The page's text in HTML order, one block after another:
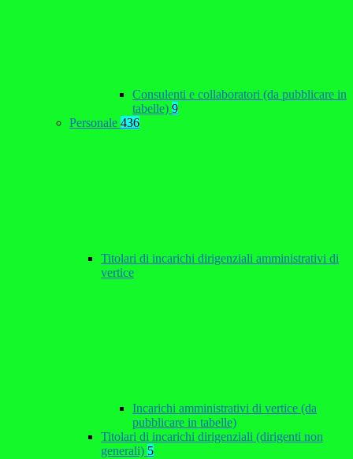
Consulenti e collaboratori (da pubblicare in
tabelle) 9
Personale 436
Titolari di incarichi dirigenziali amministrativi di
vertice
Incarichi amministrativi di vertice (da
pubblicare in tabelle)
Titolari di incarichi dirigenziali (dirigenti non
generali) 5